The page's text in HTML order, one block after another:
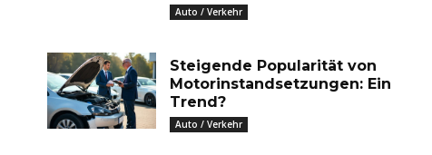
Auto / Verkehr
Steigende Popularität von
Motorinstandsetzungen: Ein
Trend?
Auto / Verkehr